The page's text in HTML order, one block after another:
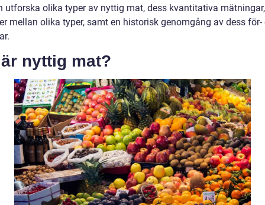
utforska olika typer av nyttig mat, dess kvantitativa mätningar,
mellan olika typer, samt en historisk genomgång av dess för-
nyttig mat?